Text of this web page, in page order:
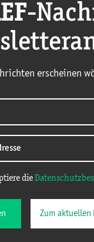
-
erscheinen
die
Zum aktuellen